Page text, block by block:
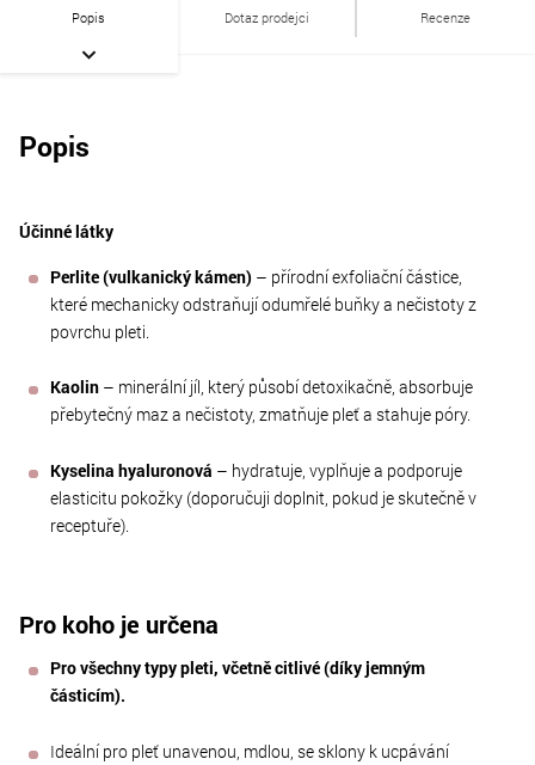
Popis Dotaz prodejci Recenze
Popis
Účinné látky
Perlite (vulkanický kámen) – přírodní exfoliační částice,
které mechanicky odstraňují odumřelé buňky a nečistoty z
povrchu pleti.
Kaolin – minerální jíl, který působí detoxikačně, absorbuje
přebytečný maz a nečistoty, zmatňuje pleť a stahuje póry.
Kyselina hyaluronová – hydratuje, vyplňuje a podporuje
elasticitu pokožky (doporučuji doplnit, pokud je skutečně v
receptuře).
Pro koho je určena
Pro všechny typy pleti, včetně citlivé (díky jemným
částicím).
Ideální pro pleť unavenou, mdlou, se sklony k ucpávání